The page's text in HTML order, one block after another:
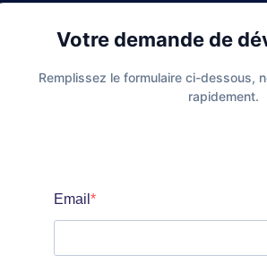
Votre demande de
Remplissez le formulaire ci-dessous,
rapidement.